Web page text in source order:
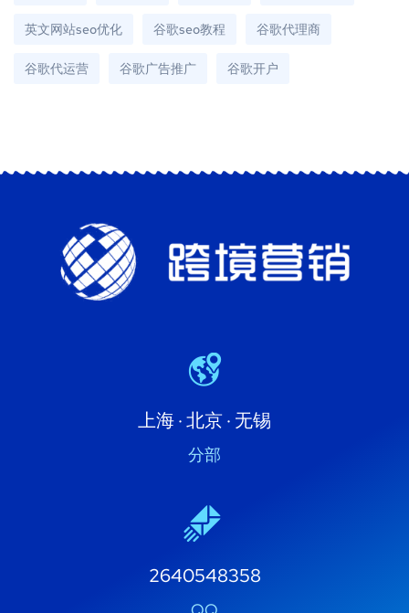
英文网站seo优化 谷歌seo教程 谷歌代理商
谷歌代运营 谷歌广告推广 谷歌开户
上海 · 北京 · 无锡
分部
2640548358